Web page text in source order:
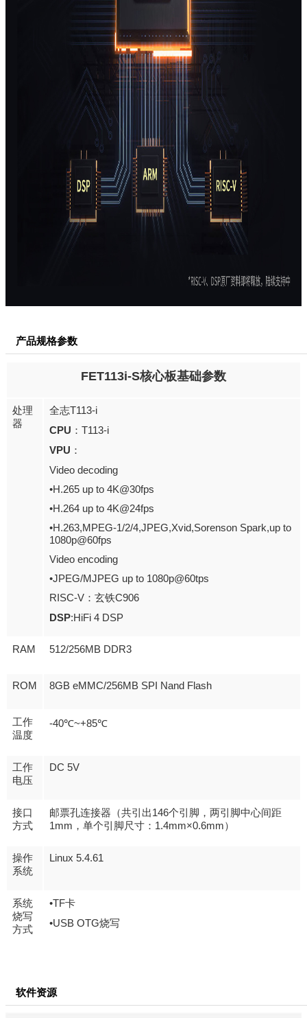
产品规格参数
FET113i-S核心板基础参数
处理
器
全志T113-i
CPU ： T113-i
VPU ：
Video decoding
•H.265 up to 4K@30fps
•H.264 up to 4K@24fps
•H.263,MPEG-1/2/4,JPEG,Xvid,Sorenson Spark,up to
1080p@60fps
Video encoding
•JPEG/MJPEG up to 1080p@60tps
RISC-V ：玄铁C906
DSP:HiFi 4 DSP
RAM 512/256MB DDR3
ROM 8GB eMMC/256MB SPI Nand Flash
工作
温度
-40℃~+85℃
工作
电压
DC 5V
接口
方式
邮票孔连接器（共引出146个引脚，两引脚中心间距
1mm ，单个引脚尺寸： 1.4mm×0.6mm）
操作
系统
Linux 5.4.61
系统
烧写
方式
•TF卡
•USB OTG烧写
软件资源